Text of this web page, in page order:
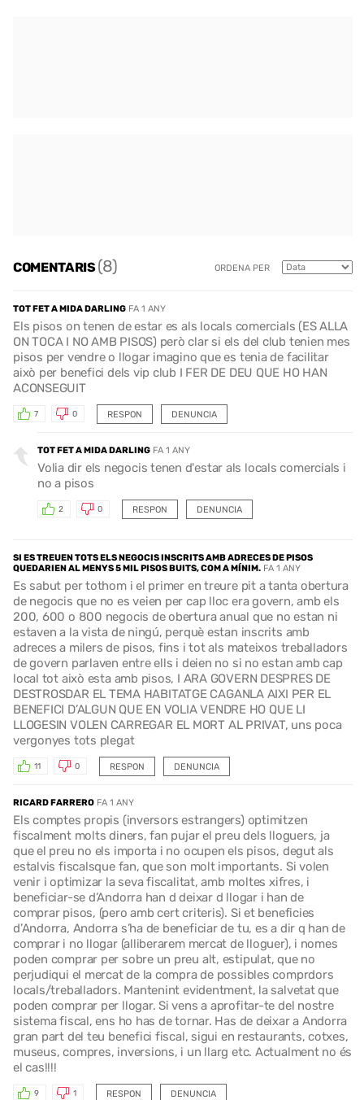
COMENTARIS(8) ORDENA PER
TOT FET A MIDA DARLING FA 1 ANY
Els pisos on tenen de estar es als locals comercials (ES ALLA
ON TOCA I NO AMB PISOS) però clar si els del club tenien mes
pisos per vendre o llogar imagino que es tenia de facilitar
això per benefici dels vip club I FER DE DEU QUE HO HAN
ACONSEGUIT
RESPON
7 0 DENUNCIA
TOT FET A MIDA DARLING FA 1 ANY
Volia dir els negocis tenen d'estar als locals comercials i
no a pisos
RESPON
2 0 DENUNCIA
SI ES TREUEN TOTS ELS NEGOCIS INSCRITS AMB ADRECES DE PISOS
QUEDARIEN AL MENYS 5 MIL PISOS BUITS, COM A MÍNIM. FA 1 ANY
Es sabut per tothom i el primer en treure pit a tanta obertura
de negocis que no es veien per cap lloc era govern, amb els
200, 600 o 800 negocis de obertura anual que no estan ni
estaven a la vista de ningú, perquè estan inscrits amb
adreces a milers de pisos, fins i tot als mateixos treballadors
de govern parlaven entre ells i deien no si no estan amb cap
local tot això esta amb pisos, I ARA GOVERN DESPRES DE
DESTROSDAR EL TEMA HABITATGE CAGANLA AIXI PER EL
BENEFICI D’ALGUN QUE EN VOLIA VENDRE HO QUE LI
LLOGESIN VOLEN CARREGAR EL MORT AL PRIVAT, uns poca
vergonyes tots plegat
RESPON
11 0 DENUNCIA
RICARD FARRERO FA 1 ANY
Els comptes propis (inversors estrangers) optimitzen
fiscalment molts diners, fan pujar el preu dels lloguers, ja
que el preu no els importa i no ocupen els pisos, degut als
estalvis fiscalsque fan, que son molt importants. Si volen
venir i optimizar la seva fiscalitat, amb moltes xifres, i
beneficiar-se d’Andorra han d deixar d llogar i han de
comprar pisos, (pero amb cert criteris). Si et beneficies
d’Andorra, Andorra s’ha de beneficiar de tu, es a dir q han de
comprar i no llogar (alliberarem mercat de lloguer), i nomes
poden comprar per sobre un preu alt, estipulat, que no
perjudiqui el mercat de la compra de possibles comprdors
locals/treballadors. Mantenint evidentment, la salvetat que
poden comprar per llogar. Si vens a aprofitar-te del nostre
sistema fiscal, ens ho has de tornar. Has de deixar a Andorra
gran part del teu benefici fiscal, sigui en restaurants, cotxes,
museus, compres, inversions, i un llarg etc. Actualment no és
el cas!!!!
RESPON
9 1 DENUNCIA